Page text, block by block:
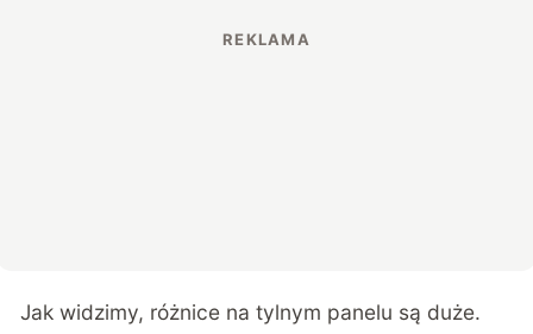
Jak widzimy, różnice na tylnym panelu są duże.